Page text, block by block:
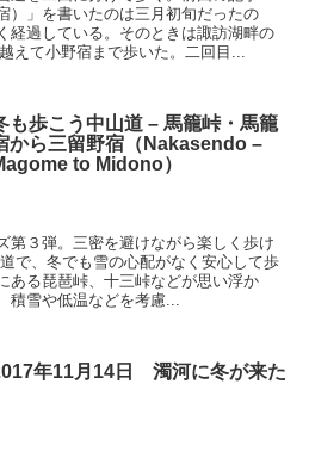
）」を書いたのは三月初旬だったの
経過している。そのときは諏訪湖畔の
えて小野宿まで歩いた。二回目...
も歩こう中山道 – 馬籠峠・馬籠
から三留野宿（Nakasendo –
to Midono）
第３弾。三密を避けながら楽しく歩け
、冬でも雪の心配がなく安心して歩
ある琵琶峠、十三峠などが思い浮か
積雪や低温などを考慮...
年11月14日 濁河に冬が来た